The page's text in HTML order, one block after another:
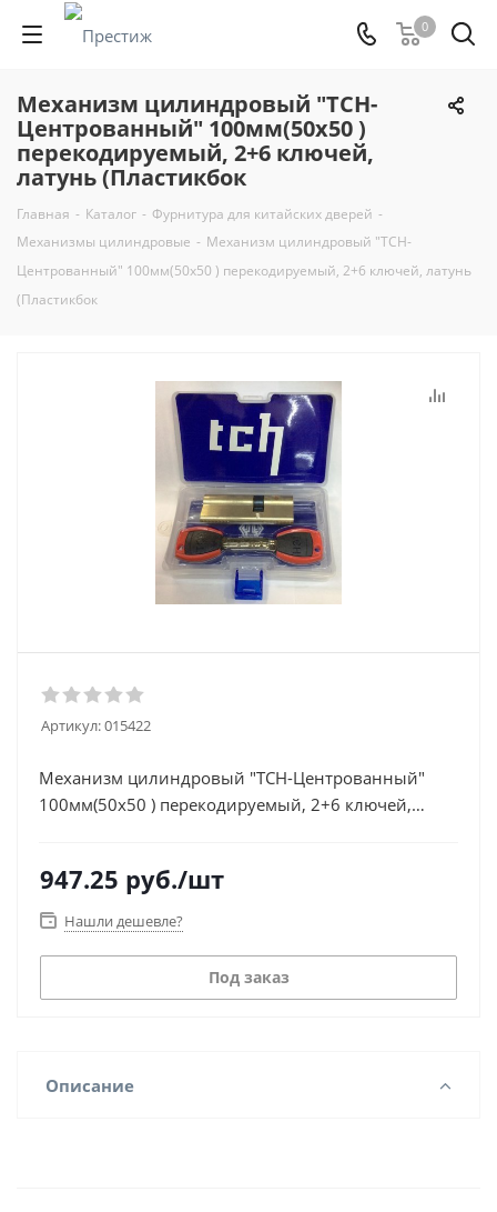
0
Механизм цилиндровый "TCH-
Центрованный" 100мм(50х50 )
перекодируемый, 2+6 ключей,
латунь (Пластикбок
Главная - Каталог - Фурнитура для китайских дверей -
Механизмы цилиндровые - Механизм цилиндровый "TCH-
Центрованный" 100мм(50х50 ) перекодируемый, 2+6 ключей, латунь
(Пластикбок
Артикул:015422
Механизм цилиндровый "TCH-Центрованный"
100мм(50х50 ) перекодируемый, 2+6 ключей,
947.25 руб./шт
Нашли дешевле?
Под заказ
Описание